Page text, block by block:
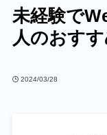
未経験で
人のおす
2024/03/28